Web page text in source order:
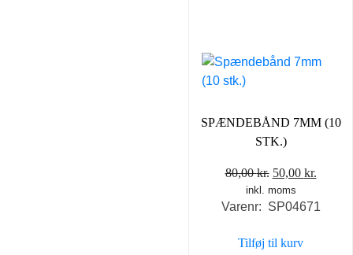
SPÆNDEBÅND 7MM (10
STK.)
80,00kr. Den
oprindelige
pris
80,00 kr..
50,00 kr.
pris
inkl. moms
Varenr: SP04671
Tilføj til kurv